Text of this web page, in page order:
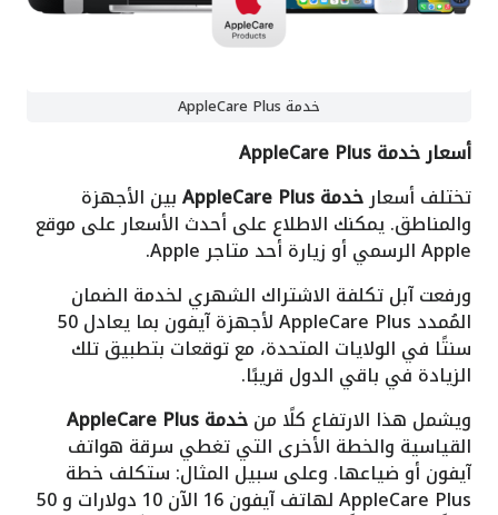
خدمة AppleCare Plus
أسعار خدمة AppleCare Plus
تختلف أسعارخدمة AppleCare Plus بين الأجهزة
والمناطق. يمكنك الاطلاع على أحدث الأسعار على موقع
Apple الرسمي أو زيارة أحد متاجر Apple.
ورفعت آبل تكلفة الاشتراك الشهري لخدمة الضمان
المُمدد AppleCare Plus لأجهزة آيفون بما يعادل 50
سنتًا في الولايات المتحدة، مع توقعات بتطبيق تلك
الزيادة في باقي الدول قريبًا.
ويشمل هذا الارتفاع كلًا منخدمة AppleCare Plus
القياسية والخطة الأخرى التي تغطي سرقة هواتف
آيفون أو ضياعها. وعلى سبيل المثال: ستكلف خطة
AppleCare Plus لهاتف آيفون 16 الآن 10 دولارات و 50